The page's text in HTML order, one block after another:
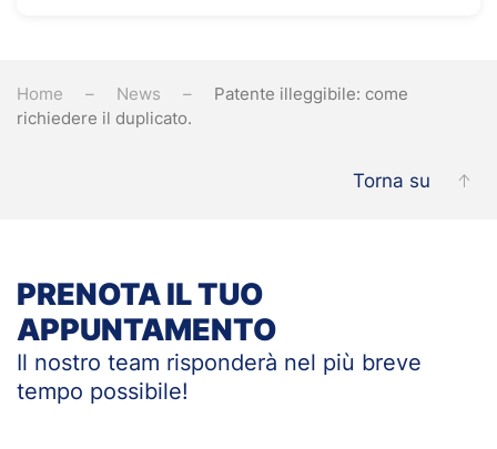
Home News
Patente illeggibile: come
richiedere il duplicato.
Torna su
PRENOTA IL TUO
APPUNTAMENTO
Il nostro team risponderà nel più breve
tempo possibile!